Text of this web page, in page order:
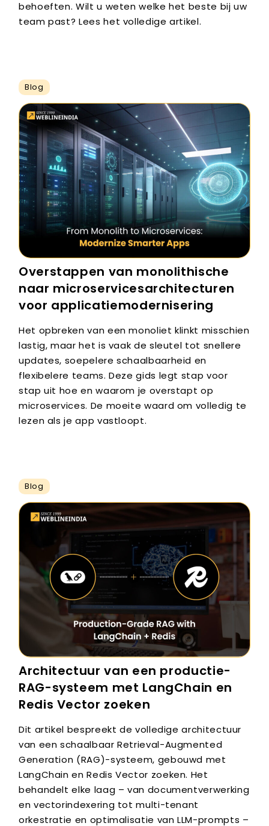
behoeften. Wilt u weten welke het beste bij uw
team past? Lees het volledige artikel.
Blog
Overstappen van monolithische
naar microservicesarchitecturen
voor applicatiemodernisering
Het opbreken van een monoliet klinkt misschien
lastig, maar het is vaak de sleutel tot snellere
updates, soepelere schaalbaarheid en
flexibelere teams. Deze gids legt stap voor
stap uit hoe en waarom je overstapt op
microservices. De moeite waard om volledig te
lezen als je app vastloopt.
Blog
Architectuur van een productie-
RAG-systeem met LangChain en
Redis Vector zoeken
Dit artikel bespreekt de volledige architectuur
van een schaalbaar Retrieval-Augmented
Generation (RAG)-systeem, gebouwd met
LangChain en Redis Vector zoeken. Het
behandelt elke laag – van documentverwerking
en vectorindexering tot multi-tenant
orkestratie en optimalisatie van LLM-prompts –